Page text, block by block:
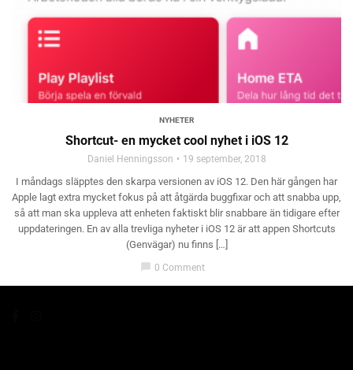
NYHETER
Shortcut- en mycket cool nyhet i iOS 12
Daniel Henningsson 19 september, 2018
I måndags släpptes den skarpa versionen av iOS 12. Den här gången har
Apple lagt extra mycket fokus på att åtgärda buggfixar och att snabba upp,
så att man ska uppleva att enheten faktiskt blir snabbare än tidigare efter
uppdateringen. En av alla trevliga nyheter i iOS 12 är att appen Shortcuts
(Genvägar) nu finns […]
0 Comment